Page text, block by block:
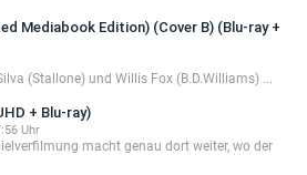
Mediabook Edition) (Cover B) (Blu-ray +
(Stallone) und Willis Fox (B.D.Williams) ...
+ Blu-ray)
Uhr
macht genau dort weiter, wo der